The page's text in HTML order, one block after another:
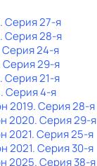
. Серия 27-я
. Серия 28-я
Серия 24-я
Серия 29-я
. Серия 21-я
. Серия 4-я
2019. Серия 28-я
2020. Серия 29-я
2021. Серия 25-я
2021. Серия 30-я
2025. Серия 38-я